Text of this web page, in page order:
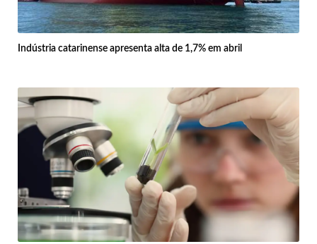
Indústria catarinense apresenta alta de 1,7% em abril